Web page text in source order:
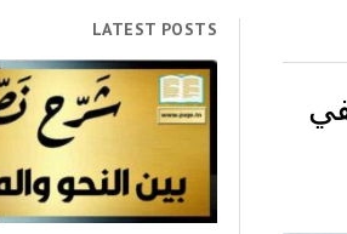
LATEST POSTS